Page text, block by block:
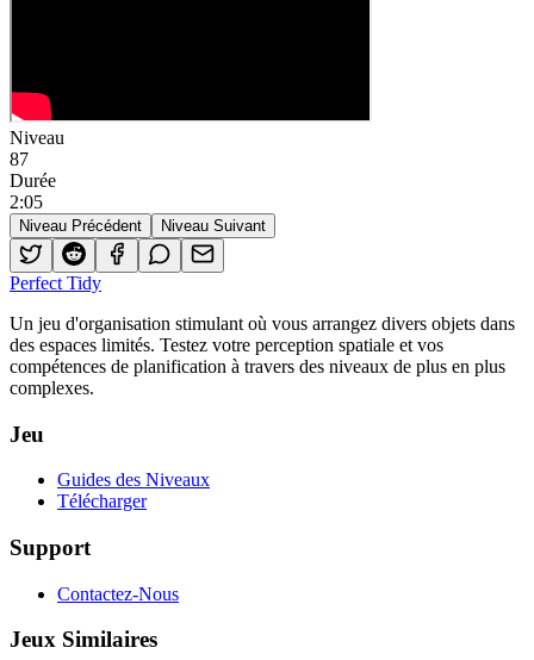
Niveau
87
Durée
2:05
Niveau Précédent Niveau Suivant
Perfect Tidy
Un jeu d'organisation stimulant où vous arrangez divers objets dans
des espaces limités. Testez votre perception spatiale et vos
compétences de planification à travers des niveaux de plus en plus
complexes.
Jeu
Guides des Niveaux
Télécharger
Support
Contactez-Nous
Jeux Similaires